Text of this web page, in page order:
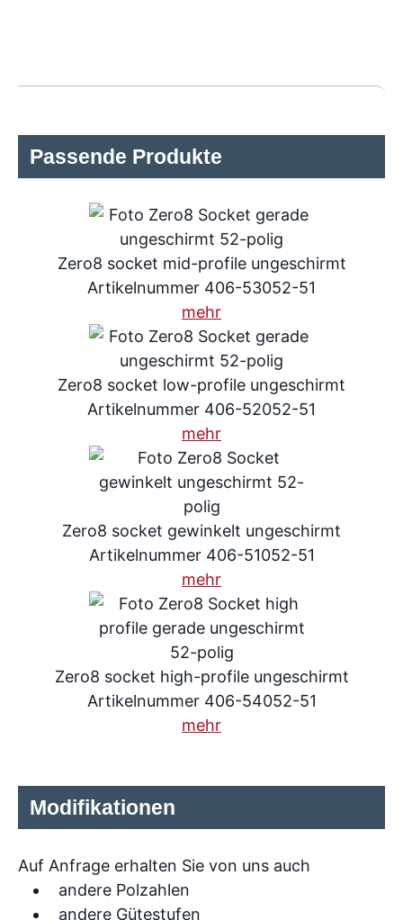
Passende Produkte
Zero8 socket mid-profile ungeschirmt
Artikelnummer 406-53052-51
mehr
Zero8 socket low-profile ungeschirmt
Artikelnummer 406-52052-51
mehr
Zero8 socket gewinkelt ungeschirmt
Artikelnummer 406-51052-51
mehr
Zero8 socket high-profile ungeschirmt
Artikelnummer 406-54052-51
mehr
Modifikationen
Auf Anfrage erhalten Sie von uns auch
andere Polzahlen
andere Gütestufen